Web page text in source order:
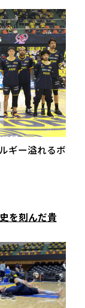
ギー溢れるボ
を刻んだ貴